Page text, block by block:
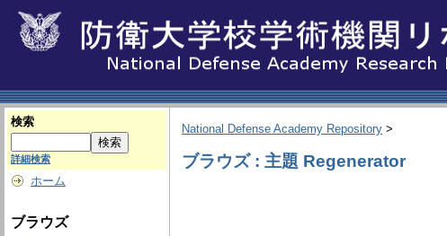
検索
詳細検索
ホーム
ブラウズ
National Defense Academy Repository >
ブラウズ : 主題 Regenerator